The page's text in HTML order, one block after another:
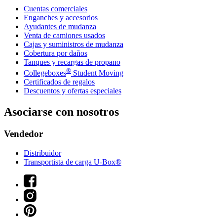
Cuentas comerciales
Enganches y accesorios
Ayudantes de mudanza
Venta de camiones usados
Cajas y suministros de mudanza
Cobertura por daños
Tanques y recargas de propano
Collegeboxes® Student Moving
Certificados de regalos
Descuentos y ofertas especiales
Asociarse con nosotros
Vendedor
Distribuidor
Transportista de carga U-Box®